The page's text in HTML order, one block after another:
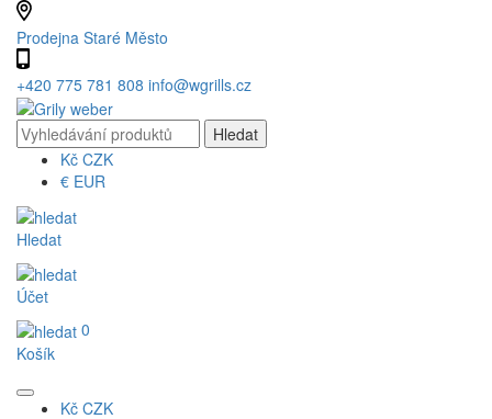
Prodejna Staré Město
+420 775 781 808 info@wgrills.cz
Kč CZK
€ EUR
Hledat
Účet
0
Košík
Kč CZK